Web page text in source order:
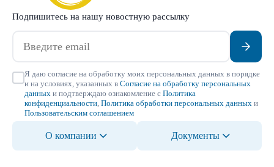
Подпишитесь на нашу новостную рассылку
Я даю согласие на обработку моих персональных данных в порядке
и на условиях, указанных в Согласие на обработку персональных
данных и подтверждаю ознакомление с Политика
конфиденциальности Политика обработки персональных данных и
Пользовательским соглашением
О компании Документы